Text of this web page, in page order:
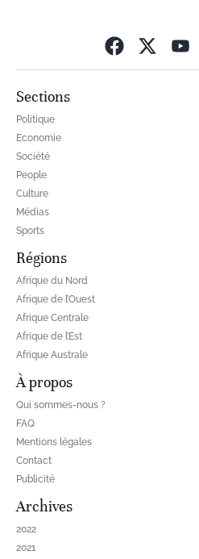
Sections
Politique
Economie
Société
People
Culture
Médias
Sports
Régions
Afrique du Nord
Afrique de l’Ouest
Afrique Centrale
Afrique de l’Est
Afrique Australe
À propos
Qui sommes-nous ?
FAQ
Mentions légales
Contact
Publicité
Archives
2022
2021